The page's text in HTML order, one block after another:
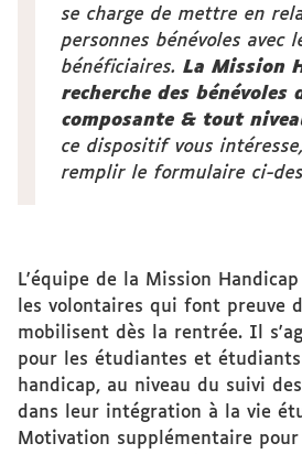
se charge de mettre en
personnes bénévoles avec
bénéficiaires. La Mission
recherche des bénévoles
composante & tout
ce dispositif vous
remplir le formulaire ci-
L'équipe de la Mission
les volontaires qui font preuve
mobilisent dès la rentrée. Il
pour les étudiantes et
handicap, au niveau du suivi
dans leur intégration à la vie
Motivation supplémentaire